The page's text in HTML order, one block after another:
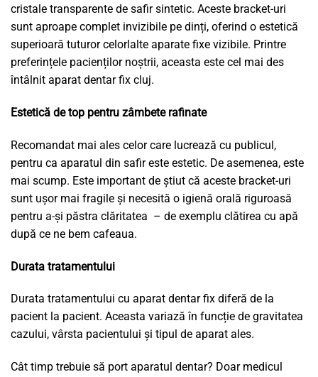
cristale transparente de safir sintetic. Aceste bracket-uri
sunt aproape complet invizibile pe dinți, oferind o estetică
superioară tuturor celorlalte aparate fixe vizibile. Printre
preferințele pacienților noștrii, aceasta este cel mai des
întâlnit aparat dentar fix cluj.
Estetică de top pentru zâmbete rafinate
Recomandat mai ales celor care lucrează cu publicul,
pentru ca aparatul din safir este estetic. De asemenea, este
mai scump. Este important de știut că aceste bracket-uri
sunt ușor mai fragile și necesită o igienă orală riguroasă
pentru a-și păstra clăritatea – de exemplu clătirea cu apă
după ce ne bem cafeaua.
Durata tratamentului
Durata tratamentului cu aparat dentar fix diferă de la
pacient la pacient. Aceasta variază în funcție de gravitatea
cazului, vârsta pacientului și tipul de aparat ales.
Cât timp trebuie să port aparatul dentar? Doar medicul